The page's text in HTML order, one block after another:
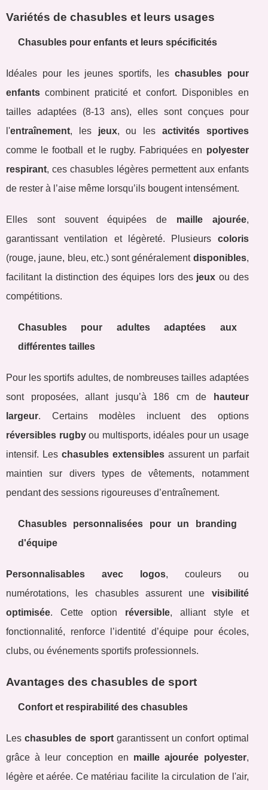
Variétés de chasubles et leurs usages
Chasubles pour enfants et leurs spécificités
Idéales pour les jeunes sportifs, les chasubles pour
enfants combinent praticité et confort. Disponibles en
tailles adaptées (8-13 ans), elles sont conçues pour
l'entraînement, les jeux, ou les activités sportives
comme le football et le rugby. Fabriquées en polyester
respirant, ces chasubles légères permettent aux enfants
de rester à l’aise même lorsqu’ils bougent intensément.
Elles sont souvent équipées de maille ajourée,
garantissant ventilation et légèreté. Plusieurs coloris
(rouge, jaune, bleu, etc.) sont généralement disponibles,
facilitant la distinction des équipes lors des jeux ou des
compétitions.
Chasubles pour adultes adaptées aux
différentes tailles
Pour les sportifs adultes, de nombreuses tailles adaptées
sont proposées, allant jusqu’à 186 cm de
hauteur
largeur. Certains modèles incluent des options
réversibles rugbyou multisports, idéales pour un usage
intensif. Les chasubles extensiblesassurent un parfait
maintien sur divers types de vêtements, notamment
pendant des sessions rigoureuses d’entraînement.
Chasubles personnalisées pour un branding
d'équipe
Personnalisables avec logos, couleurs ou
numérotations, les chasubles assurent une visibilité
optimisée. Cette option réversible, alliant style et
fonctionnalité, renforce l’identité d’équipe pour écoles,
clubs, ou événements sportifs professionnels.
Avantages des chasubles de sport
Confort et respirabilité des chasubles
Leschasubles de sportgarantissent un confort optimal
grâce à leur conception en maille ajourée polyester,
légère et aérée. Ce matériau facilite la circulation de l'air,